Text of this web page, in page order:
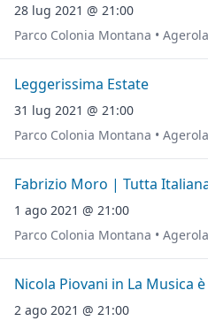
28 lug 2021 @ 21:00
Parco Colonia Montana • Agerola
Leggerissima Estate
31 lug 2021 @ 21:00
Parco Colonia Montana • Agerola
Fabrizio Moro | Tutta
1 ago 2021 @ 21:00
Parco Colonia Montana • Agerola
Nicola Piovani in La Musica
2 ago 2021 @ 21:00